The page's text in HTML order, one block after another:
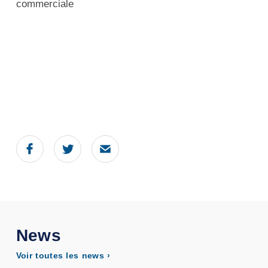
commerciale
News
Voir toutes les news ›